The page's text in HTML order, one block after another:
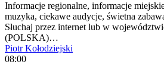
Informacje regionalne, informacje
muzyka, ciekawe audycje, świetna
Słuchaj przez internet lub w
(POLSKA)…
Piotr Kołodziejski
08:00